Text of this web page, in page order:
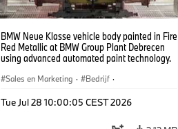
BMW Neue Klasse vehicle body painted in Fire
Red Metallic at BMW Group Plant Debrecen
using advanced automated paint technology.
Sales en Marketing · Bedrijf ·
Tue Jul 28 10:00:05 CEST 2026